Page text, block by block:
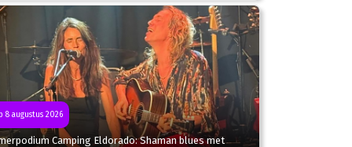
8 augustus 2026
Camping Eldorado: Shaman blues met